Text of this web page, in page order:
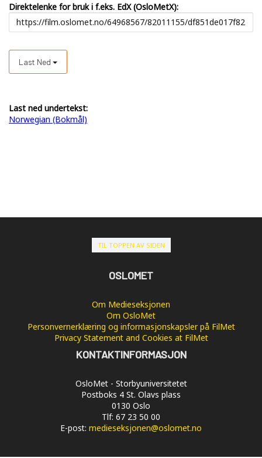
Direktelenke for bruk i f.eks. EdX (OsloMetX):
Last Ned
Last ned undertekst:
Norwegian (Bokmål)
TIL TOPPEN AV SIDEN
OSLOMET
Om Medieseksjonen
Om OsloMet
Personvernerklæring og informasjonskapsler på FilMet
Privacy Statement and Cookies at FilMet
KONTAKTINFORMASJON
OsloMet - Storbyuniversitetet
Postboks 4 St. Olavs plass
0130 Oslo
Tlf: 67 23 50 00
E-post: medieseksjonen@oslomet.no